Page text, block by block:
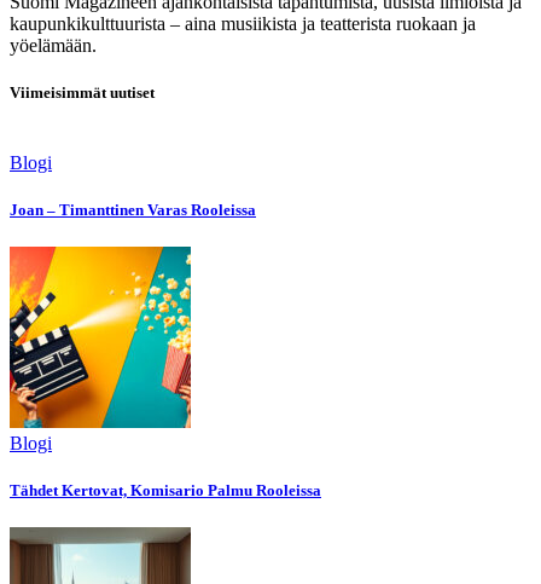
kaupunkikulttuurista – aina musiikista ja teatterista ruokaan ja
yöelämään.
Viimeisimmät uutiset
Blogi
Joan – Timanttinen Varas Rooleissa
Blogi
Tähdet Kertovat, Komisario Palmu Rooleissa